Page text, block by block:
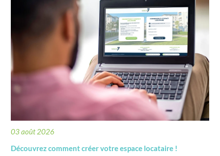
03 août 2026
Découvrez comment créer votre espace locataire !